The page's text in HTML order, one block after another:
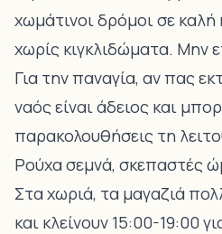
χωμάτινοι δρόμοι σε
χωρίς κιγκλιδώματα. Μην
Για την παναγία, αν πας
ναός είναι άδειος και
παρακολουθήσεις τη
Ρούχα σεμνά, σκεπαστές
Στα χωριά, τα μαγαζιά
και κλείνουν 15:00-19:00